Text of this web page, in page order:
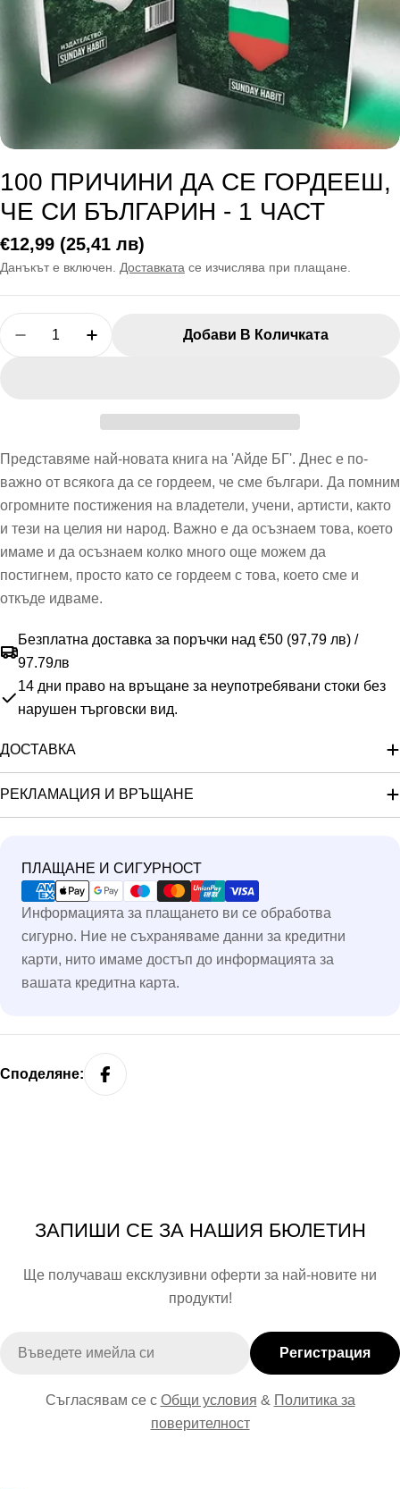
100 ПРИЧИНИ ДА СЕ ГОРДЕЕШ,
ЧЕ СИ БЪЛГАРИН - 1 ЧАСТ
Редовна
цена
€12,99 (25,41 лв)
Данъкът е включен. Доставката се изчислява при плащане.
Количество
Намалете Количеството За 100 Причини Да
Увеличете Количеството За 100
Добави В Количката
Представяме най-новата книга на 'Айде БГ'. Днес е по-
важно от всякога да се гордеем, че сме българи. Да помним
огромните постижения на владетели, учени, артисти, както
и тези на целия ни народ. Важно е да осъзнаем това, което
имаме и да осъзнаем колко много още можем да
постигнем, просто като се гордеем с това, което сме и
откъде идваме.
Безплатна доставка за поръчки над €50 (97,79 лв) /
97.79лв
14 дни право на връщане за неупотребявани стоки без
нарушен търговски вид.
ДОСТАВКА
РЕКЛАМАЦИЯ И ВРЪЩАНЕ
ПЛАЩАНЕ И СИГУРНОСТ
Методи
на
плащане
Информацията за плащането ви се обработва
сигурно. Ние не съхраняваме данни за кредитни
карти, нито имаме достъп до информацията за
вашата кредитна карта.
Споделяне:
ЗАПИШИ СЕ ЗА НАШИЯ БЮЛЕТИН
Ще получаваш ексклузивни оферти за най-новите ни
продукти!
Регистрация
Съгласявам се с Общи условия & Политика за
поверителност